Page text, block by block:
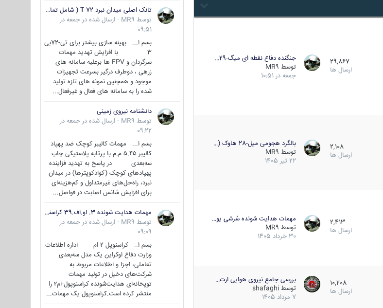
29,867
ارسال ها
جنگنده دفاع نقطه ای میگ-29…
توسط MR9
جمعه در 10:51
2,108
ارسال ها
بالگرد هجومی میل-28 هاوک (…
توسط MR9
22 تیر 1405
2,413
ارسال ها
مهمات هدایت شونده سُرشی یو…
توسط MR9
30 خرداد 1405
10,208
ارسال ها
بررسی جامع نیروی هوایی ارت…
توسط shafaghi
7 مرداد 1405
تانک اصلی میدان نبرد T-72 ( شامل تمامی گونه ها )
توسط MR9
· ارسال شده در جمعه در
09:51
بسم ا... بهینه سازی بیشتر برای تی-72بی
3 با افزایش تهدید مهمات
سرگردان و FPV ها برعلیه سامانه های
زرهی ، دوطرف درگیر بسرعت تجهیزات
موجود و همچنین نمونه های تازه تولید
شده را به سامانه های فعال و غیرفعال...
دانشنامه نیروی زمینی
توسط MR9
· ارسال شده در جمعه در
09:22
بسم ا... مهمات کالیبر کوچک ضد پهپاد
کالیبر ۵.۴۵ م.م با پرتابه پلاستیکی چاپ
سه‌بعدی در پاسخ به تهدید فزاینده
پهپادهای کوچک (کوادکوپترها) در میدان
نبرد، راه‌حل‌های غیرمتداول و کم‌هزینه‌ای
برای افزایش شانس اصابت در فواصل...
مهمات هدایت شونده 3. او.اف.39 کراسنوپل/بصیر( Krasnopol 3OF39 )
توسط MR9
· ارسال شده در جمعه در
09:09
بسم ا.. کراسنوپل 2 ام اداره اطلاعات
وزارت دفاع اوکراین یک مدل سه‌بعدی
تعاملی، اجزا و اطلاعات مربوط به
شرکت‌های دخیل در تولید مهمات
توپخانه‌ای هدایت‌شونده کراسنوپول-ام۲ را
منتشر کرده است.کراسنوپول یک مهمات...